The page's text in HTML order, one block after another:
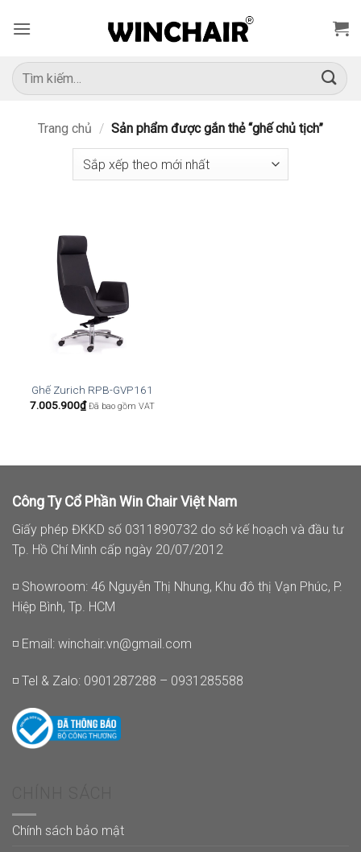
qua
dung
Tìm
kiếm:
Trang chủ / Sản phẩm được gắn thẻ “ghế chủ tịch”
Ghế Zurich RPB-GVP161
7.005.900₫ Đã bao gồm VAT
Công Ty Cổ Phần Win Chair Việt Nam
Giấy phép ĐKKD số 0311890732 do sở kế hoạch và đầu tư
Tp. Hồ Chí Minh cấp ngày 20/07/2012
◽ Showroom: 46 Nguyễn Thị Nhung, Khu đô thị Vạn Phúc, P.
Hiệp Bình, Tp. HCM
◽ Email: winchair.vn@gmail.com
◽ Tel & Zalo: 0901287288 – 0931285588
Chính sách bảo mật